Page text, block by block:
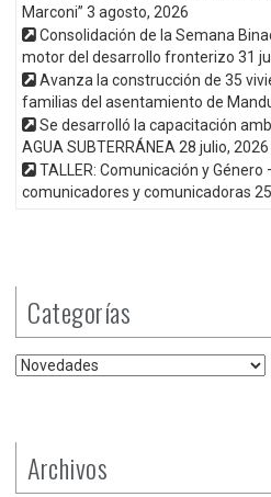
Marconi” 3 agosto, 2026
Consolidación de la Semana
motor del desarrollo fronterizo 31
Avanza la construcción de 35
familias del asentamiento de
Se desarrolló la capacitación
AGUA SUBTERRÁNEA 28 julio, 2026
TALLER: Comunicación y
comunicadores y comunicadoras
Categorías
Categorías
Archivos